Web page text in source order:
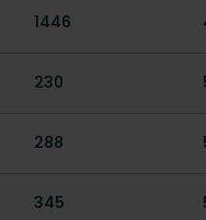
1446
230
288
345